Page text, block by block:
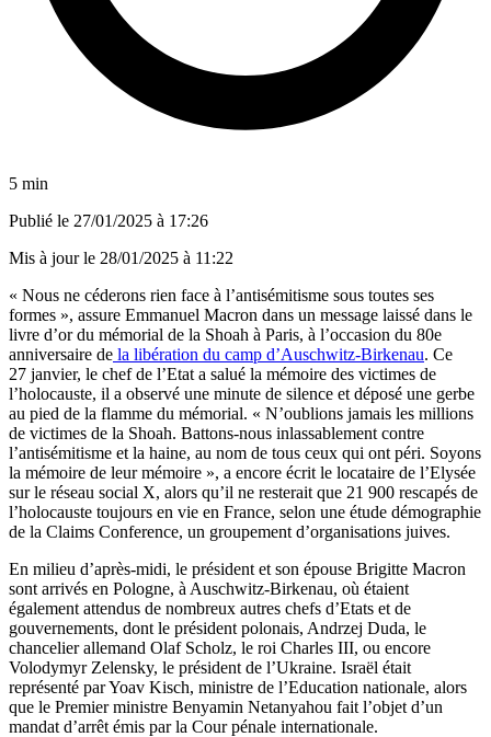
5 min
Publié le 27/01/2025 à 17:26
Mis à jour le 28/01/2025 à 11:22
« Nous ne céderons rien face à l’antisémitisme sous toutes ses
formes », assure Emmanuel Macron dans un message laissé dans le
livre d’or du mémorial de la Shoah à Paris, à l’occasion du 80e
anniversaire de la libération du camp d’Auschwitz-Birkenau. Ce
27 janvier, le chef de l’Etat a salué la mémoire des victimes de
l’holocauste, il a observé une minute de silence et déposé une gerbe
au pied de la flamme du mémorial. « N’oublions jamais les millions
de victimes de la Shoah. Battons-nous inlassablement contre
l’antisémitisme et la haine, au nom de tous ceux qui ont péri. Soyons
la mémoire de leur mémoire », a encore écrit le locataire de l’Elysée
sur le réseau social X, alors qu’il ne resterait que 21 900 rescapés de
l’holocauste toujours en vie en France, selon une étude démographie
de la Claims Conference, un groupement d’organisations juives.
En milieu d’après-midi, le président et son épouse Brigitte Macron
sont arrivés en Pologne, à Auschwitz-Birkenau, où étaient
également attendus de nombreux autres chefs d’Etats et de
gouvernements, dont le président polonais, Andrzej Duda, le
chancelier allemand Olaf Scholz, le roi Charles III, ou encore
Volodymyr Zelensky, le président de l’Ukraine. Israël était
représenté par Yoav Kisch, ministre de l’Education nationale, alors
que le Premier ministre Benyamin Netanyahou fait l’objet d’un
mandat d’arrêt émis par la Cour pénale internationale.